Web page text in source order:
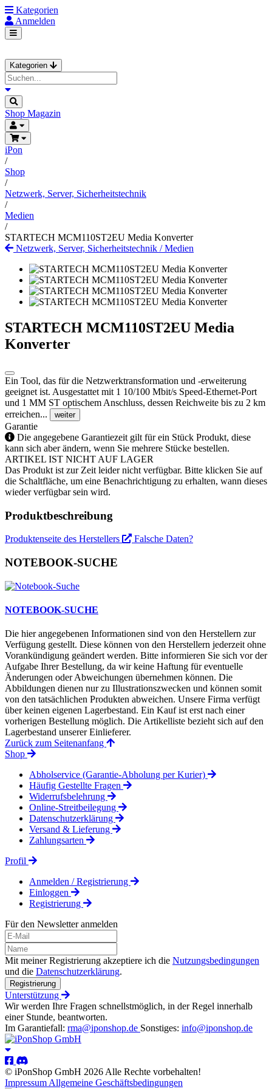
Kategorien
Anmelden
Kategorien
Shop Magazin
iPon
/
Shop
/
Netzwerk, Server, Sicherheitstechnik
/
Medien
/
STARTECH MCM110ST2EU Media Konverter
Netzwerk, Server, Sicherheitstechnik /Medien
STARTECH MCM110ST2EU Media
Konverter
Ein Tool, das für die Netzwerktransformation und -erweiterung
geeignet ist. Ausgestattet mit 1 10/100 Mbit/s Speed-Ethernet-Port
und 1 MM ST optischem Anschluss, dessen Reichweite bis zu 2 km
erreichen...
weiter
Garantie
Die angegebene Garantiezeit gilt für ein Stück Produkt, diese
kann sich aber ändern, wenn Sie mehrere Stücke bestellen.
ARTIKEL IST NICHT AUF LAGER
Das Produkt ist zur Zeit leider nicht verfügbar. Bitte klicken Sie auf
die Schaltfläche, um eine Benachrichtigung zu erhalten, wann dieses
wieder verfügbar sein wird.
Produktbeschreibung
Produktenseite des Herstellers Falsche Daten?
NOTEBOOK-SUCHE
NOTEBOOK-SUCHE
Die hier angegebenen Informationen sind von den Herstellern zur
Verfügung gestellt. Diese können von den Herstellern jederzeit ohne
Vorankündigung geändert werden. Bitte informieren Sie sich vor der
Aufgabe Ihrer Bestellung, da wir keine Haftung für eventuelle
Änderungen oder Abweichungen übernehmen können. Die
Abbildungen dienen nur zu Illustrationszwecken und können somit
von den tatsächlichen Produkten abweichen. Unsere Firma verfügt
über keinen eigenen Lagerbestand. Ein Kauf ist erst nach einer
vorherigen Bestellung möglich. Die Artikelliste bezieht sich auf den
Lagerbestand unserer Einlieferer.
Zurück zum Seitenanfang
Shop
Abholservice (Garantie-Abholung per Kurier)
Häufig Gestellte Fragen
Widerrufsbelehrung
Online-Streitbeilegung
Datenschutzerklärung
Versand & Lieferung
Zahlungsarten
Profil
Anmelden / Registrierung
Einloggen
Registrierung
Für den Newsletter anmelden
Mit meiner Registrierung akzeptiere ich die Nutzungsbedingungen
und die Datenschutzerklärung.
Registrierung
Unterstützung
Wir werden Ihre Fragen schnellstmöglich, in der Regel innerhalb
einer Stunde, beantworten.
Im Garantiefall: rma@iponshop.de Sonstiges: info@iponshop.de
© iPonShop GmbH 2026 Alle Rechte vorbehalten!
Impressum Allgemeine Geschäftsbedingungen